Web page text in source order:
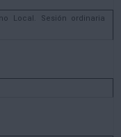
Local. Sesión ordinaria